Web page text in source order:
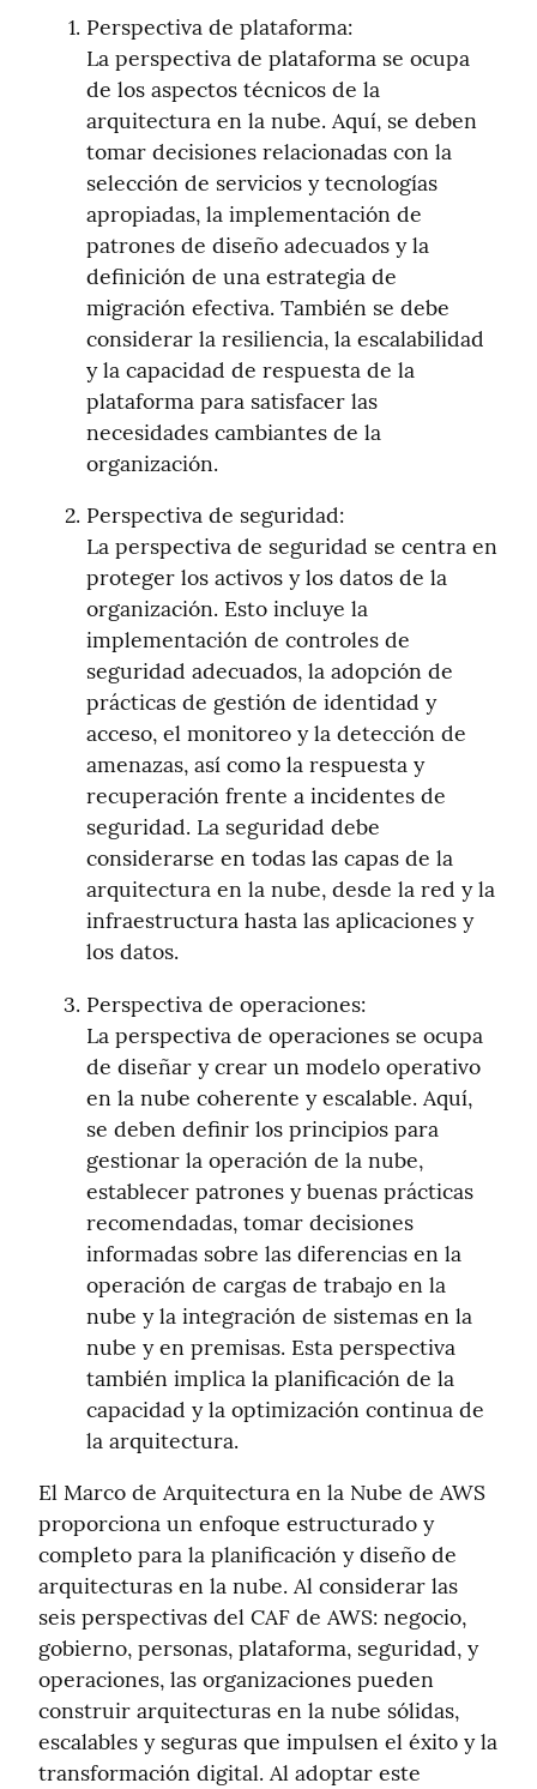
Perspectiva de plataforma:
La perspectiva de plataforma se ocupa
de los aspectos técnicos de la
arquitectura en la nube. Aquí, se deben
tomar decisiones relacionadas con la
selección de servicios y tecnologías
apropiadas, la implementación de
patrones de diseño adecuados y la
definición de una estrategia de
migración efectiva. También se debe
considerar la resiliencia, la escalabilidad
y la capacidad de respuesta de la
plataforma para satisfacer las
necesidades cambiantes de la
organización.
Perspectiva de seguridad:
La perspectiva de seguridad se centra en
proteger los activos y los datos de la
organización. Esto incluye la
implementación de controles de
seguridad adecuados, la adopción de
prácticas de gestión de identidad y
acceso, el monitoreo y la detección de
amenazas, así como la respuesta y
recuperación frente a incidentes de
seguridad. La seguridad debe
considerarse en todas las capas de la
arquitectura en la nube, desde la red y la
infraestructura hasta las aplicaciones y
los datos.
Perspectiva de operaciones:
La perspectiva de operaciones se ocupa
de diseñar y crear un modelo operativo
en la nube coherente y escalable. Aquí,
se deben definir los principios para
gestionar la operación de la nube,
establecer patrones y buenas prácticas
recomendadas, tomar decisiones
informadas sobre las diferencias en la
operación de cargas de trabajo en la
nube y la integración de sistemas en la
nube y en premisas. Esta perspectiva
también implica la planificación de la
capacidad y la optimización continua de
la arquitectura.
El Marco de Arquitectura en la Nube de AWS
proporciona un enfoque estructurado y
completo para la planificación y diseño de
arquitecturas en la nube. Al considerar las
seis perspectivas del CAF de AWS: negocio,
gobierno, personas, plataforma, seguridad, y
operaciones, las organizaciones pueden
construir arquitecturas en la nube sólidas,
escalables y seguras que impulsen el éxito y la
transformación digital. Al adoptar este